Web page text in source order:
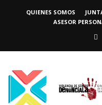
QUIENES SOMOS
ASESOR